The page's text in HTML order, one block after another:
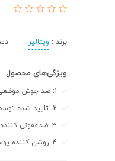
برند : ویتالیر
ویژگی‌های محصول